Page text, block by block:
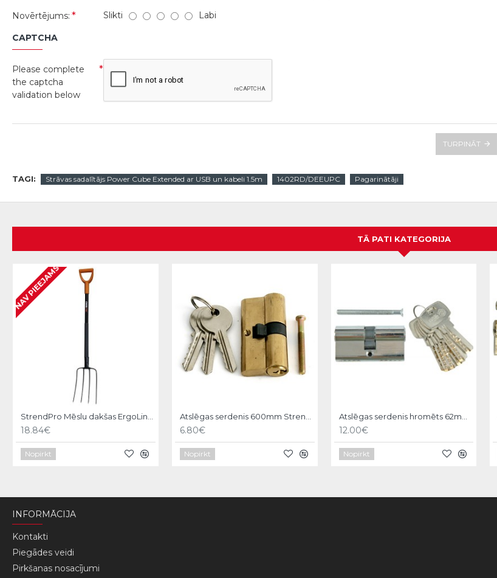
Novērtējums:
Slikti Labi
CAPTCHA
Please complete
the captcha
validation below
TURPINĀT
TAGI: Strāvas sadalītājs Power Cube Extended ar USB un kabeli 1.5m 1402RD/DEEUPC Pagarinātāji
TĀ PATI KATEGORIJA
NAV PIEEJAMS
18.84€
Nopirkt
6.80€
Nopirkt
12.00€
Nopirkt
INFORMĀCIJA
Kontakti
Piegādes veidi
Pirkšanas nosacījumi